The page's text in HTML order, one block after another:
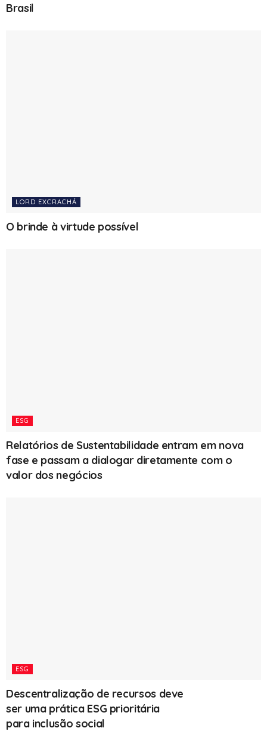
Brasil
LORD EXCRACHÁ
O brinde à virtude possível
ESG
Relatórios de Sustentabilidade entram em nova
fase e passam a dialogar diretamente com o
valor dos negócios
ESG
Descentralização de recursos deve
ser uma prática ESG prioritária
para inclusão social